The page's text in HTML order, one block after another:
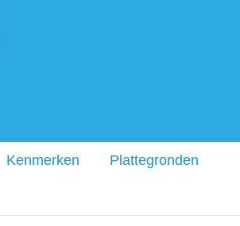
Kenmerken Plattegronden